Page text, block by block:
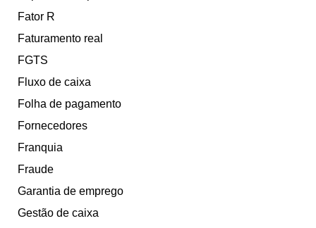
Fator R
Faturamento real
FGTS
Fluxo de caixa
Folha de pagamento
Fornecedores
Franquia
Fraude
Garantia de emprego
Gestão de caixa